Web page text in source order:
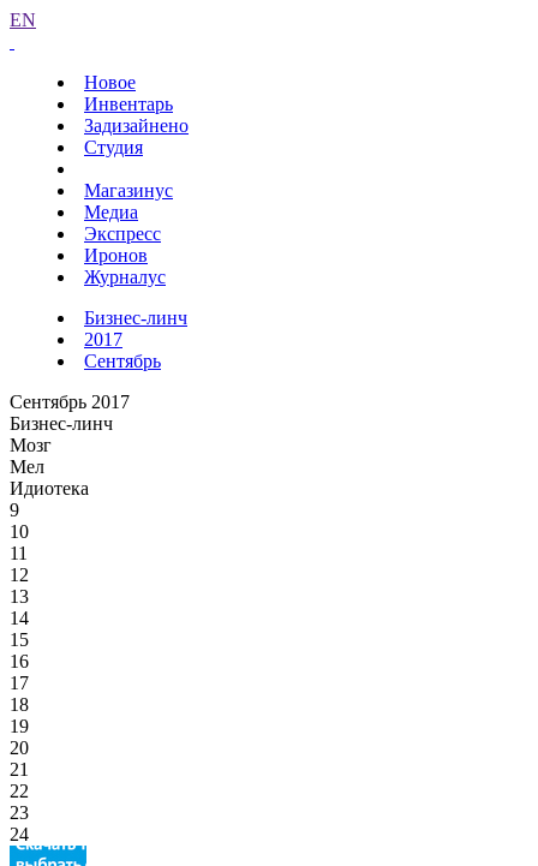
EN
Новое
Инвентарь
Задизайнено
Студия
Магазинус
Медиа
Экспресс
Иронов
Журналус
Бизнес-линч
2017
Сентябрь
Сентябрь 2017
Бизнес-линч
Мозг
Мел
Идиотека
9
10
11
12
13
14
15
16
17
18
19
20
21
22
23
24